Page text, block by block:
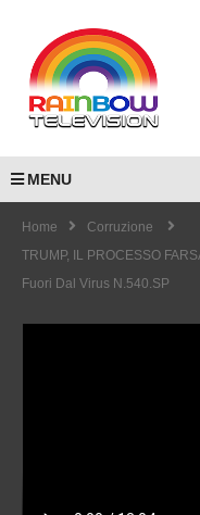
MENU
Home
Corruzione
TRUMP, IL PROCESSO
Fuori Dal Virus N.540.SP